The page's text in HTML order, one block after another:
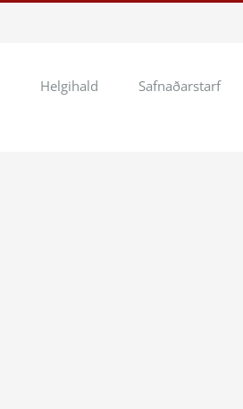
Helgihald Safnaðarstarf